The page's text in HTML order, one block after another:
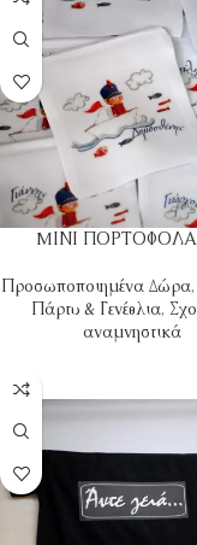
MΙΝΙ
Προσωποποιημένα Δώρα,
Πάρτυ & Γενέθλια,
αναμνηστικά